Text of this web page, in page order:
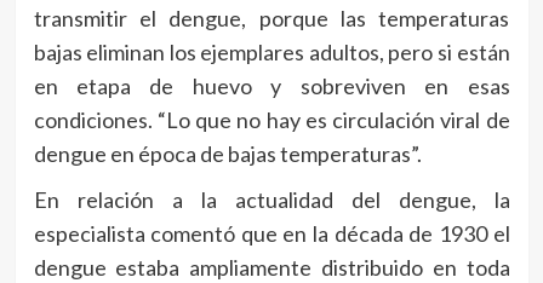
transmitir el dengue, porque las temperaturas
bajas eliminan los ejemplares adultos, pero si están
en etapa de huevo y sobreviven en esas
condiciones. “Lo que no hay es circulación viral de
dengue en época de bajas temperaturas”.
En relación a la actualidad del dengue, la
especialista comentó que en la década de 1930 el
dengue estaba ampliamente distribuido en toda